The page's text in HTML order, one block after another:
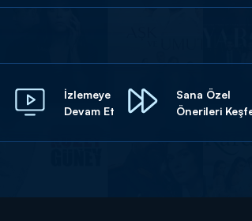
İzlemeye
Devam Et
Sana Özel
Önerileri